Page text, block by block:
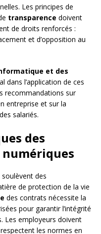
Les principes de
transparence doivent
de droits renforcés :
et d’opposition au
et des
dans l’application de ces
recommandations sur
entreprise et sur la
salariés.
des
des
de protection de la vie
des contrats nécessite la
pour garantir l’intégrité
Les employeurs doivent
les normes en